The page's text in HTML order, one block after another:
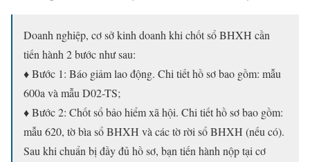
Doanh nghiệp, cơ sở kinh doanh khi chốt sổ BHXH cần
tiến hành 2 bước như sau:
♦ Bước 1: Báo giảm lao động. Chi tiết hồ sơ bao gồm: mẫu
600a và mẫu D02-TS;
♦ Bước 2: Chốt sổ bảo hiểm xã hội. Chi tiết hồ sơ bao gồm:
mẫu 620, tờ bìa sổ BHXH và các tờ rời sổ BHXH (nếu có).
Sau khi chuẩn bị đầy đủ hồ sơ, bạn tiến hành nộp tại cơ